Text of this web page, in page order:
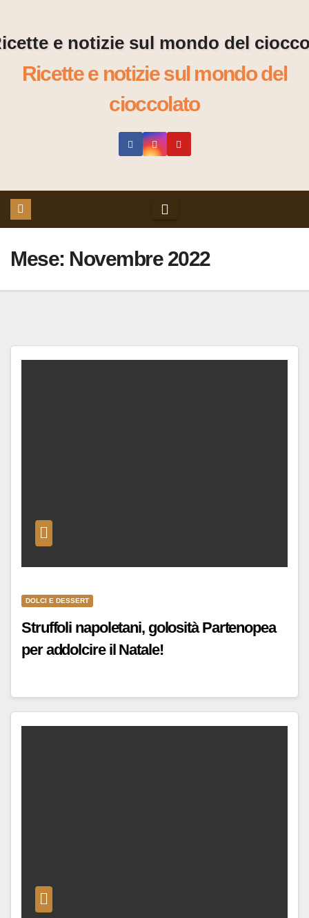
content
Ricette e notizie sul mondo del
cioccolato
Mese: Novembre 2022
DOLCI E DESSERT
Struffoli napoletani, golosità Partenopea
per addolcire il Natale!